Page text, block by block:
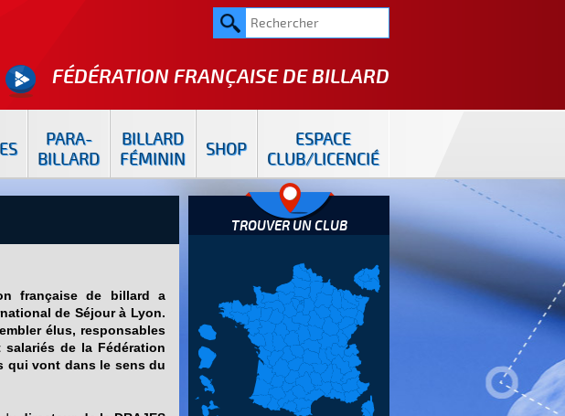
FÉDÉRATION FRANÇAISE DEBILLARD
PARA-
BILLARD
BILLARD
FÉMININ
SHOP
ESPACE
CLUB/LICENCIÉ
française de billard a
de Séjour à Lyon.
élus, responsables
de la Fédération
qui vont dans le sens du
TROUVER UN CLUB